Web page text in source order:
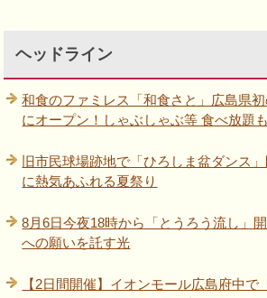
ヘッドライン
和食のファミレス「和食さと」広島県
にオープン！しゃぶしゃぶ等 食べ放題も
旧市民球場跡地で「ひろしま盆ダンス
に熱気あふれる夏祭り
8月6日今夜18時から「とうろう流し」
への願いを託す光
【2日間開催】イオンモール広島府中で